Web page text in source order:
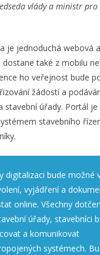
vlády a ministr
je jednoduchá webová
dostane také z mobilu
ho veřejnost bude
žádostí a
stavební úřady. Portál
stavebního
digitalizaci bude možné
vyjádření a
online. Všechny
úřady, stavebníci
a komunikovat
systémech.